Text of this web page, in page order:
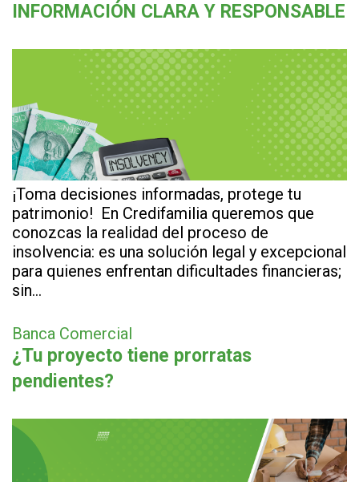
INFORMACIÓN CLARA Y RESPONSABLE
¡Toma decisiones informadas, protege tu
patrimonio! En Credifamilia queremos que
conozcas la realidad del proceso de
insolvencia: es una solución legal y excepcional
para quienes enfrentan dificultades financieras;
sin…
Banca Comercial
¿Tu proyecto tiene prorratas
pendientes?